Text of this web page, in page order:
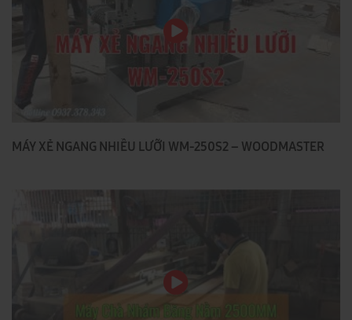
MÁY XẺ NGANG NHIỀU LƯỠI WM-250S2 – WOODMASTER